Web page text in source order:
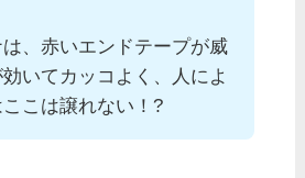
は、赤いエンドテープが威
いてカッコよく、人によ
ここは譲れない！?